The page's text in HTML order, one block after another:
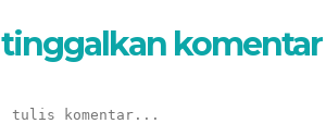
tinggalkan komentar